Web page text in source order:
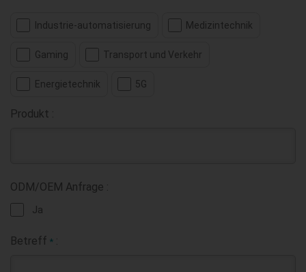
Industrie-automatisierung Medizintechnik
Gaming Transport und Verkehr
Energietechnik 5G
Produkt :
ODM/OEM Anfrage :
Ja
Betreff * :